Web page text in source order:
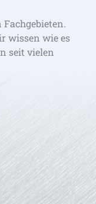
wissen wie es
seit vielen